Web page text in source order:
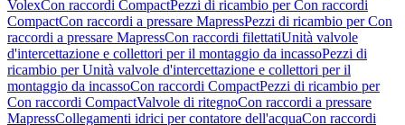
VolexCon raccordi CompactPezzi di ricambio per Con raccordi
CompactCon raccordi a pressare MapressPezzi di ricambio per Con
raccordi a pressare MapressCon raccordi filettatiUnità valvole
d'intercettazione e collettori per il montaggio da incassoPezzi di
ricambio per Unità valvole d'intercettazione e collettori per il
montaggio da incassoCon raccordi CompactPezzi di ricambio per
Con raccordi CompactValvole di ritegnoCon raccordi a pressare
MapressCollegamenti idrici per contatore dell'acquaCon raccordi